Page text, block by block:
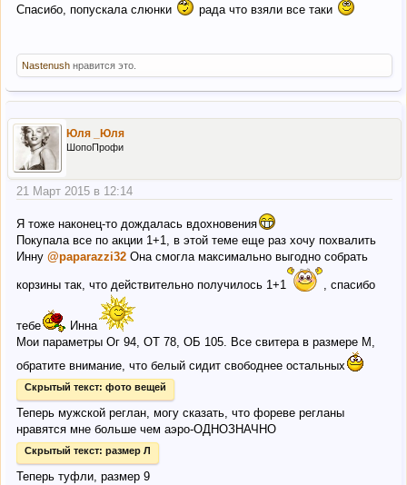
Застегивается на крючки.
что то мой фотик барахлит простите
Но
К шубе по акции брала дубленку. Тоже в размере Л
Вот дубленной я довольна на 100%
Она классная.
Отворот рукава не пришит, можно регулировать по длине.
Крой дубленки прямой. А самое главное она теплая. Я в ней
хожу на работу и мороз - 10 было не холодно. Как по мне то
качество очень даже
Вот как то так.
Спасибо, попускала слюнки рада что взяли все таки
Nastenush нравится это.
Юля _Юля
ШопоПрофи
21 Март 2015 в 12:14
Я тоже наконец-то дождалась вдохновения
Покупала все по акции 1+1, в этой теме еще раз хочу похвалить
Инну @paparazzi32 Она смогла максимально выгодно собрать
корзины так, что действительно получилось 1+1 , спасибо
тебе
Инна
Мои параметры Ог 94, ОТ 78, ОБ 105. Все свитера в размере М,
обратите внимание, что белый сидит свободнее остальных
Скрытый текст: фото вещей
Теперь мужской реглан, могу сказать, что фореве регланы
нравятся мне больше чем аэро-ОДНОЗНАЧНО
Скрытый текст: размер Л
Теперь туфли, размер 9